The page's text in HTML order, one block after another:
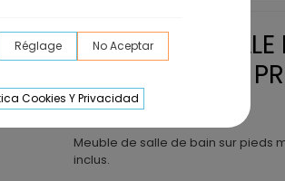
Réglage No Aceptar
Cookies Y Privacidad
MEUBLE DE
TIROIRS FAIBLE
LAVABO
Meuble de salle de bain sur pieds
inclus.